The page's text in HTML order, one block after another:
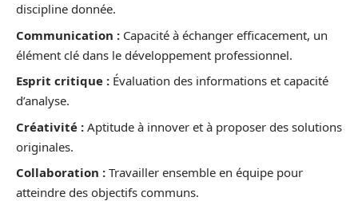
discipline donnée.
Communication : Capacité à échanger efficacement, un
élément clé dans le développement professionnel.
Esprit critique : Évaluation des informations et capacité
d’analyse.
Créativité : Aptitude à innover et à proposer des solutions
originales.
Collaboration : Travailler ensemble en équipe pour
atteindre des objectifs communs.